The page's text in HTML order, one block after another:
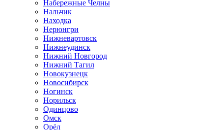
Набережные Челны
Нальчик
Находка
Нерюнгри
Нижневартовск
Нижнеудинск
Нижний Новгород
Нижний Тагил
Новокузнецк
Новосибирск
Ногинск
Норильск
Одинцово
Омск
Орёл